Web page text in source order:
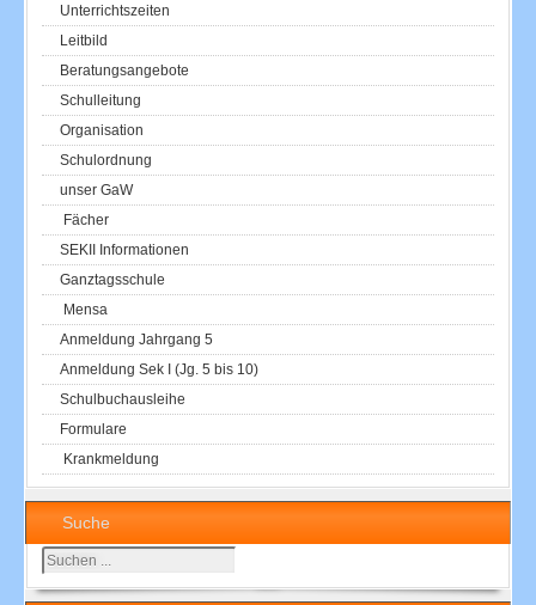
Unterrichtszeiten
Leitbild
Beratungsangebote
Schulleitung
Organisation
Schulordnung
unser GaW
Fächer
SEKII Informationen
Ganztagsschule
Mensa
Anmeldung Jahrgang 5
Anmeldung Sek I (Jg. 5 bis 10)
Schulbuchausleihe
Formulare
Krankmeldung
Suche
Suchen
...